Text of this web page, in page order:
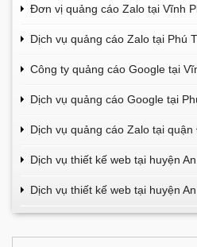
Đơn vị quảng cáo Zalo tại Vĩnh
Dịch vụ quảng cáo Zalo tại Phú
Công ty quảng cáo Google tại
Dịch vụ quảng cáo Google tại
Dịch vụ quảng cáo Zalo tại
Dịch vụ thiết kế web tại huyện
Dịch vụ thiết kế web tại huyện